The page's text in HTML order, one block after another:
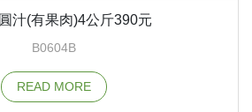
汁(有果肉)4公斤390元
B0604B
READ MORE